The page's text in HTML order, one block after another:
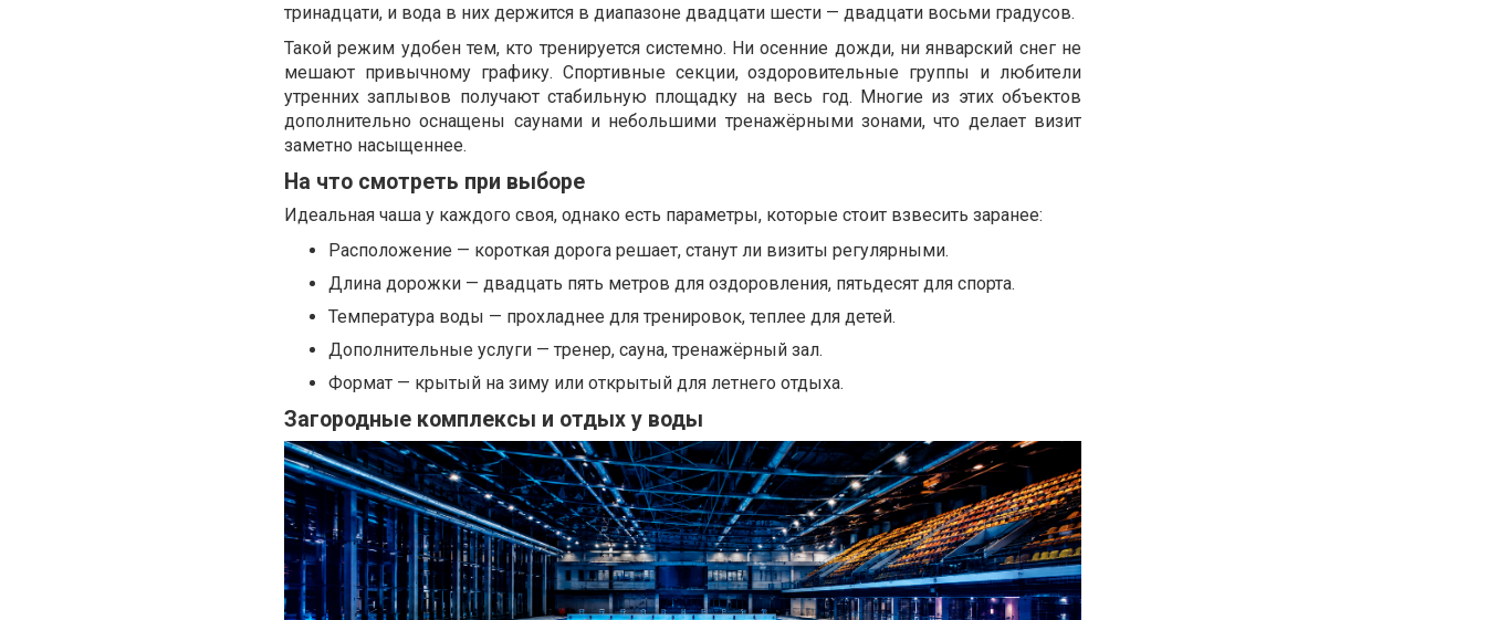
тринадцати, и вода в них держится в диапазоне двадцати шести — двадцати восьми градусов.
Такой режим удобен тем, кто тренируется системно. Ни осенние дожди, ни январский снег не
мешают привычному графику. Спортивные секции, оздоровительные группы и любители
утренних заплывов получают стабильную площадку на весь год. Многие из этих объектов
дополнительно оснащены саунами и небольшими тренажёрными зонами, что делает визит
заметно насыщеннее.
На что смотреть при выборе
Идеальная чаша у каждого своя, однако есть параметры, которые стоит взвесить заранее:
Расположение — короткая дорога решает, станут ли визиты регулярными.
Длина дорожки — двадцать пять метров для оздоровления, пятьдесят для спорта.
Температура воды — прохладнее для тренировок, теплее для детей.
Дополнительные услуги — тренер, сауна, тренажёрный зал.
Формат — крытый на зиму или открытый для летнего отдыха.
Загородные комплексы и отдых у воды